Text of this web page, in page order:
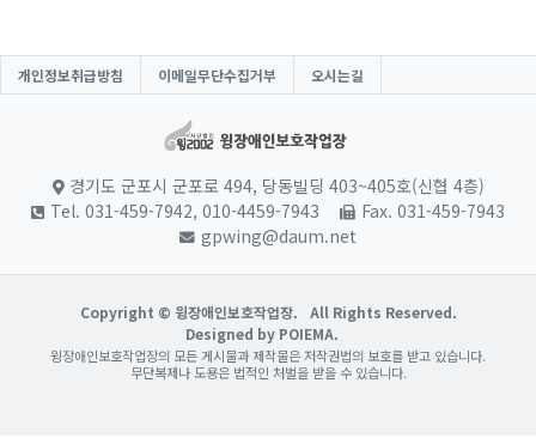
개인정보취급방침 이메일무단수집거부 오시는길
경기도 군포시 군포로 494, 당동빌딩 403~405호(신협 4층)
Tel. 031-459-7942, 010-4459-7943
Fax. 031-459-7943
gpwing@daum.net
Copyright © 윙장애인보호작업장.
All Rights Reserved.
Designed by POIEMA.
윙장애인보호작업장의 모든 게시물과 제작물은 저작권법의 보호를 받고 있습니다.
무단복제나 도용은 법적인 처벌을 받을 수 있습니다.